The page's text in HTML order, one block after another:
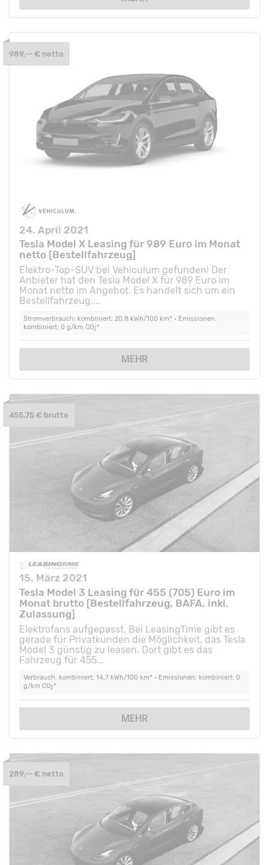
24. April 2021
Tesla Model X Leasing für 989 Euro im Monat
netto [Bestellfahrzeug]
Elektro-Top-SUV bei Vehiculum gefunden! Der
Anbieter hat den Tesla Model X für 989 Euro im
Monat netto im Angebot. Es handelt sich um ein
Bestellfahrzeug,...
Stromverbrauch: kombiniert: 20,8 kWh/100 km* • Emissionen:
kombiniert: 0 g/km CO2*
MEHR
989,-- € netto
15. März 2021
Tesla Model 3 Leasing für 455 (705) Euro im
Monat brutto [Bestellfahrzeug, BAFA, inkl.
Zulassung]
Elektrofans aufgepasst. Bei LeasingTime gibt es
gerade für Privatkunden die Möglichkeit, das Tesla
Model 3 günstig zu leasen. Dort gibt es das
Fahrzeug für 455...
Verbrauch: kombiniert: 14,7 kWh/100 km* • Emissionen: kombiniert: 0
g/km CO2*
MEHR
455,75 € brutto
289,-- € netto